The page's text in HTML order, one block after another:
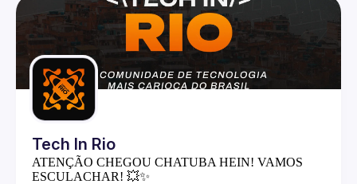
Events
Guilds
Tech In Rio
ATENÇÃO CHEGOU CHATUBA HEIN! VAMOS
ESCULACHAR! 💥✨